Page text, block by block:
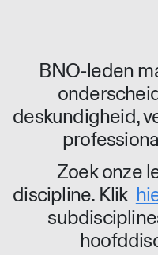
BNO-leden
deskundigheid,
Zoek onze
discipline. Klik